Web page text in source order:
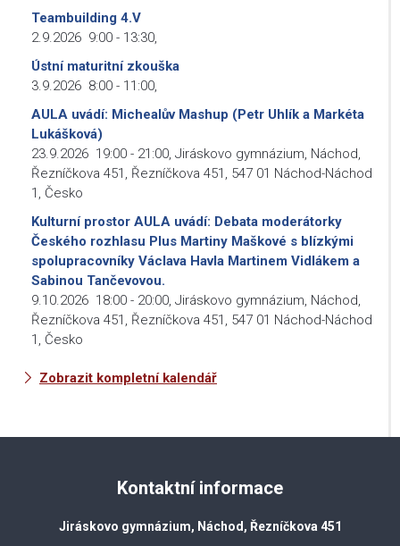
Teambuilding 4.V
2.9.2026 9:00 - 13:30,
Ústní maturitní zkouška
3.9.2026 8:00 - 11:00,
AULA uvádí: Michealův Mashup (Petr Uhlík a Markéta
Lukášková)
23.9.2026 19:00 - 21:00, Jiráskovo gymnázium, Náchod,
Řezníčkova 451, Řezníčkova 451, 547 01 Náchod-Náchod
1, Česko
Kulturní prostor AULA uvádí: Debata moderátorky
Českého rozhlasu Plus Martiny Maškové s blízkými
spolupracovníky Václava Havla Martinem Vidlákem a
Sabinou Tančevovou.
9.10.2026 18:00 - 20:00, Jiráskovo gymnázium, Náchod,
Řezníčkova 451, Řezníčkova 451, 547 01 Náchod-Náchod
1, Česko
Zobrazit kompletní kalendář
Kontaktní informace
Jiráskovo gymnázium, Náchod, Řezníčkova 451